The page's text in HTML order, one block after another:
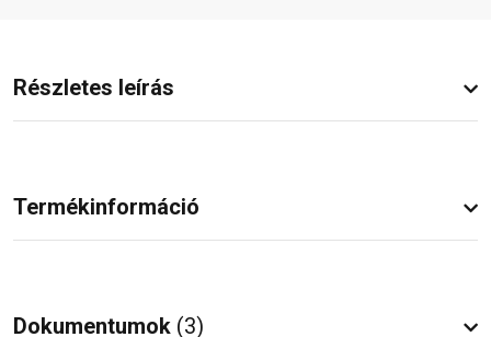
Részletes leírás
Termékinformáció
Dokumentumok (3)